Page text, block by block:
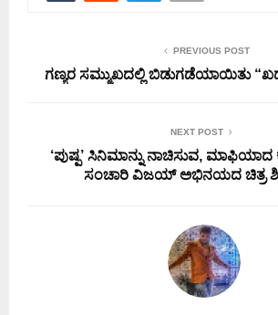
PREVIOUS POST
ಗಣ್ಯರ ಸಮ್ಮುಖದಲ್ಲಿ ಬಿಡುಗಡೆಯಾಯಿತು
NEXT POST
‘ಪುಷ್ಪ’ ಸಿನಿಮಾನ್ನು ನಾಚಿಸುವ,
ಸಂಚಾರಿ ವಿಜಯ್ ಅಭಿನಯದ ಚಿತ್ರ